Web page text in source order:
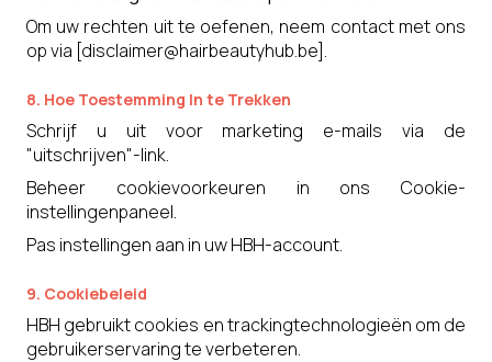
Om uw rechten uit te oefenen, neem contact met ons
op via [disclaimer@hairbeautyhub.be].
8. Hoe Toestemming In te Trekken
Schrijf u uit voor marketing e-mails via de
"uitschrijven"-link.
Beheer cookievoorkeuren in ons Cookie-
instellingenpaneel.
Pas instellingen aan in uw HBH-account.
9. Cookiebeleid
HBH gebruikt cookies en trackingtechnologieën om de
gebruikerservaring te verbeteren.